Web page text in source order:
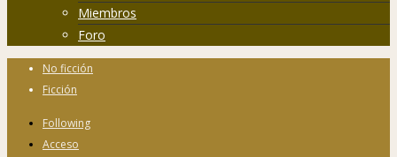
Miembros
Foro
No ficción
Ficción
Following
Acceso